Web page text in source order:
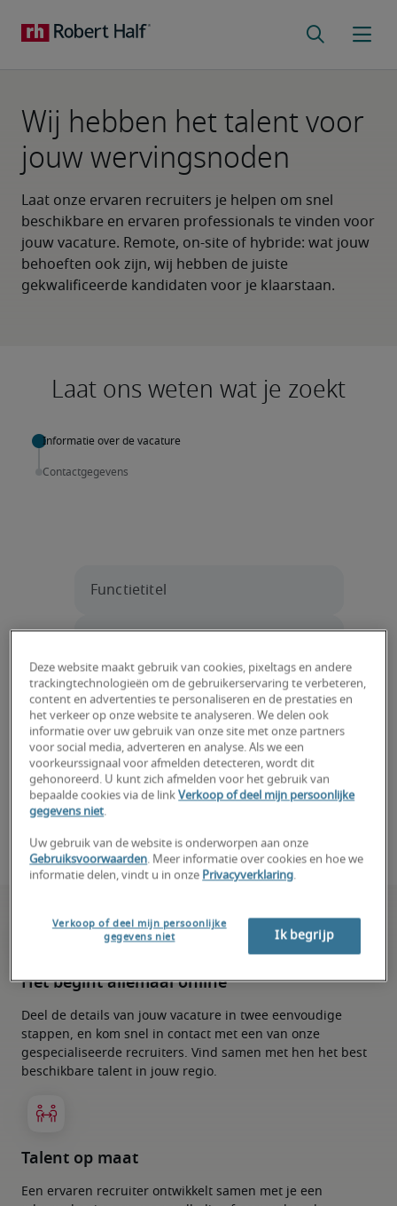
Laat onze ervaren recruiters je helpen om snel
beschikbare en ervaren professionals te vinden voor
jouw vacature. Remote, on-site of hybride: wat jouw
behoeften ook zijn, wij hebben de juiste
gekwalificeerde kandidaten voor je klaarstaan.
Het begint allemaal online
Deel de details van jouw vacature in twee eenvoudige
stappen, en kom snel in contact met een van onze
gespecialiseerde recruiters. Vind samen met hen het best
beschikbare talent in jouw regio.
Talent op maat
Een ervaren recruiter ontwikkelt samen met je een
Deze website maakt gebruik van cookies, pixeltags en andere
trackingtechnologieën om de gebruikerservaring te verbeteren,
content en advertenties te personaliseren en de prestaties en
het verkeer op onze website te analyseren. We delen ook
informatie over uw gebruik van onze site met onze partners
voor social media, adverteren en analyse. Als we een
voorkeurssignaal voor afmelden detecteren, wordt dit
gehonoreerd. U kunt zich afmelden voor het gebruik van
bepaalde cookies via de linkVerkoop of deel mijn persoonlijke
gegevens niet.
Uw gebruik van de website is onderworpen aan onze
Gebruiksvoorwaarden. Meer informatie over cookies en hoe we
informatie delen, vindt u in onze Privacyverklaring.
Verkoop of deel mijn persoonlijke
gegevens niet
Ik begrijp